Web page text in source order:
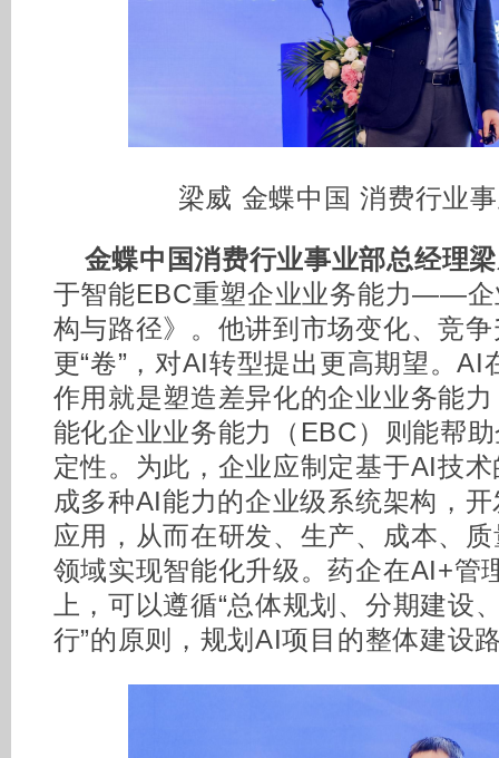
梁威 金蝶中国 消费行业
金蝶中国消费行业事业部总经理
于智能EBC重塑企业业务能力——企
构与路径》。他讲到市场变化、竞
更“卷”，对AI转型提出更高期望。
作用就是塑造差异化的企业业务能
能化企业业务能力（EBC）则能帮
定性。为此，企业应制定基于AI技
成多种AI能力的企业级系统架构，
应用，从而在研发、生产、成本、
领域实现智能化升级。药企在AI+管
上，可以遵循“总体规划、分期建设
行”的原则，规划AI项目的整体建设